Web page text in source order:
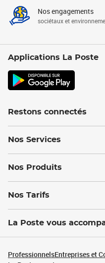
Nos engagements
sociétaux et
Applications La Poste
Restons connectés
Nos Services
Nos Produits
Nos Tarifs
La Poste vous
ProfessionnelsEntreprises et